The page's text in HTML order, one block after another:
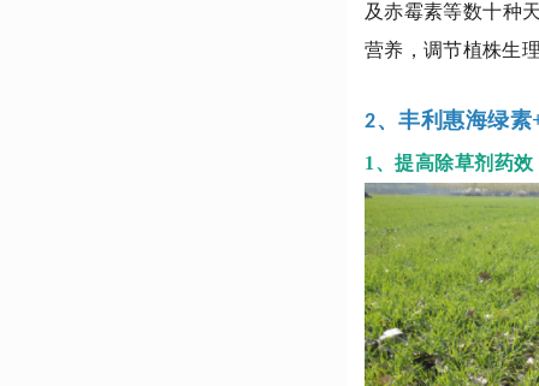
及赤霉素等数十种
营养，调节植株生
2、丰利惠海绿素
1、提高除草剂药